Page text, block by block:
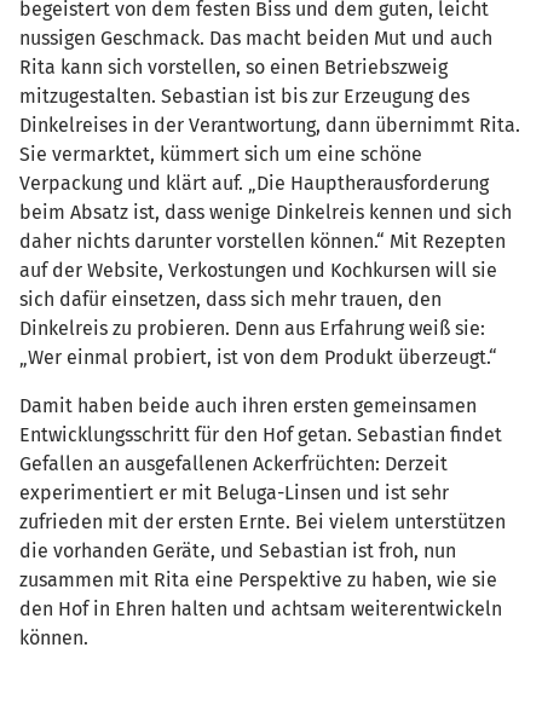
begeistert von dem festen Biss und dem guten, leicht
nussigen Geschmack. Das macht beiden Mut und auch
Rita kann sich vorstellen, so einen Betriebszweig
mitzugestalten. Sebastian ist bis zur Erzeugung des
Dinkelreises in der Verantwortung, dann übernimmt Rita.
Sie vermarktet, kümmert sich um eine schöne
Verpackung und klärt auf. „Die Hauptherausforderung
beim Absatz ist, dass wenige Dinkelreis kennen und sich
daher nichts darunter vorstellen können.“ Mit Rezepten
auf der Website, Verkostungen und Kochkursen will sie
sich dafür einsetzen, dass sich mehr trauen, den
Dinkelreis zu probieren. Denn aus Erfahrung weiß sie:
„Wer einmal probiert, ist von dem Produkt überzeugt.“
Damit haben beide auch ihren ersten gemeinsamen
Entwicklungsschritt für den Hof getan. Sebastian findet
Gefallen an ausgefallenen Ackerfrüchten: Derzeit
experimentiert er mit Beluga-Linsen und ist sehr
zufrieden mit der ersten Ernte. Bei vielem unterstützen
die vorhanden Geräte, und Sebastian ist froh, nun
zusammen mit Rita eine Perspektive zu haben, wie sie
den Hof in Ehren halten und achtsam weiterentwickeln
können.